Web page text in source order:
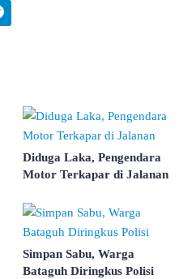
Diduga Laka, Pengendara
Motor Terkapar di Jalanan
Simpan Sabu, Warga
Bataguh Diringkus Polisi